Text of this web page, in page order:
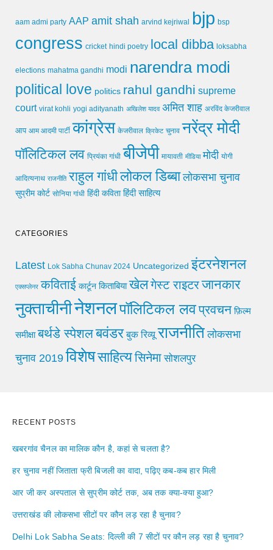
aam admi party AAP amit shah arvind kejriwal bjp bsp
congress cricket hindi poetry local dibba loksabha
elections mahatma gandhi modi narendra modi
political love politics rahul gandhi supreme
court virat kohli yogi adityanath अखिलेश यादव अमित शाह अरविंद केजरीवाल
आप आम आदमी पार्टी कांग्रेस केजरीवाल क्रिकेट चुनाव नरेंद्र मोदी
पॉलिटिकल लव प्रियंका गांधी बीजेपी मायावती मीडिया मोदी योगी
आदित्यनाथ राजनीति राहुल गांधीलोकल डिब्बा लोकसभा चुनाव
सुप्रीम कोर्ट सोनिया गांधी हिंदी कविता हिंदी साहित्य
CATEGORIES
Latest Lok Sabha Chunav 2024 Uncategorized इंटरनेशनल
एक्सप्लेनर कविताई कार्टून किताबिया खेलगेस्ट राइटरजानकार
नुक्ताचीनीनेशनलपॉलिटिकल लवप्रवचन फ़िल्म
समीक्षा बर्थडे स्पेशलबवंडर बुक रिव्यू राजनीति लोकसभा
चुनाव 2019 विशेषसाहित्यसिनेमा सोशलपुर
RECENT POSTS
खबरगांव चैनल का मालिक कौन है, कहां से चलता है?
हर चुनाव नहीं जिताता फ्री बिजली का वादा, पढ़िए कब-कब हार मिली
आर जी कर अस्पताल से सुप्रीम कोर्ट तक, अब तक क्या-क्या हुआ?
उत्तराखंड की लोकसभा सीटों पर कौन लड़ रहा है चुनाव?
Delhi Lok Sabha Seats: दिल्ली की 7 सीटों पर कौन लड़ रहा है चुनाव?